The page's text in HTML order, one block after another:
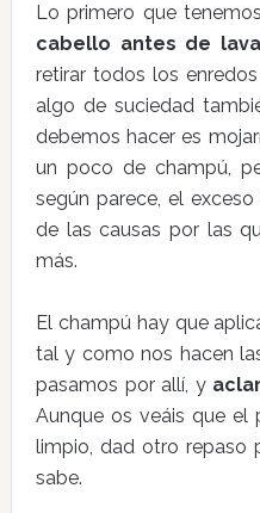
Lo primero que
cabello antes de
retirar todos los
algo de suciedad
debemos hacer es
un poco de champú,
según parece, el
de las causas por las
más.
El champú hay que
tal y como nos hacen
pasamos por allí, y
Aunque os veáis que
limpio, dad otro repaso
sabe.